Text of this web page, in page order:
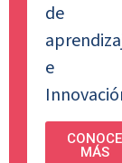
de
e
CONOCE
MÁS